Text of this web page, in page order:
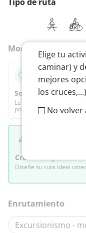
Modo
Sorpréndame
Le proponemos la mejor
podrá ajustar
Crear la suya
Diseñe su ruta ideal
Enrutamiento
Elige tu
caminar) y
mejores
los
No volver